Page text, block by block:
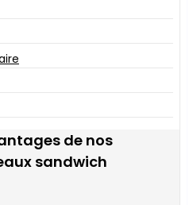
de nos
sandwich